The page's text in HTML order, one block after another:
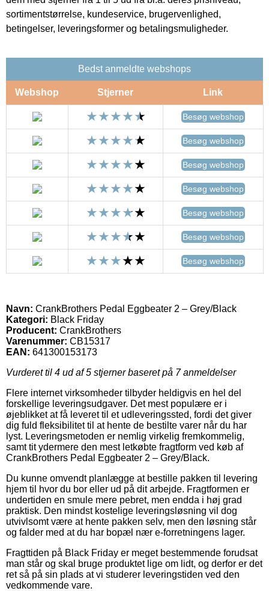
sortimentstørrelse, kundeservice, brugervenlighed,
betingelser, leveringsformer og betalingsmuligheder.
Bedst anmeldte webshops
Webshop Stjerner Link
Besøg webshop
Besøg webshop
Besøg webshop
Besøg webshop
Besøg webshop
Besøg webshop
Besøg webshop
Navn: CrankBrothers Pedal Eggbeater 2 – Grey/Black
Kategori: Black Friday
Producent: CrankBrothers
Varenummer: CB15317
EAN: 641300153173
Vurderet til 4 ud af 5 stjerner baseret på 7anmeldelser
Flere internet virksomheder tilbyder heldigvis en hel del
forskellige leveringsudgaver. Det mest populære er i
øjeblikket at få leveret til et udleveringssted, fordi det giver
dig fuld fleksibilitet til at hente de bestilte varer når du har
lyst. Leveringsmetoden er nemlig virkelig fremkommelig,
samt tit ydermere den mest letkøbte fragtform ved køb af
CrankBrothers Pedal Eggbeater 2 – Grey/Black.
Du kunne omvendt planlægge at bestille pakken til levering
hjem til hvor du bor eller ud på dit arbejde. Fragtformen er
undertiden en smule mere pebret, men endda i høj grad
praktisk. Den mindst kostelige leveringsløsning vil dog
utvivlsomt være at hente pakken selv, men den løsning står
og falder med at du har bopæl nær e-forretningens lager.
Fragttiden på Black Friday er meget bestemmende forudsat
man står og skal bruge produktet lige om lidt, og derfor er det
ret så på sin plads at vi studerer leveringstiden ved den
vedkommende vare.